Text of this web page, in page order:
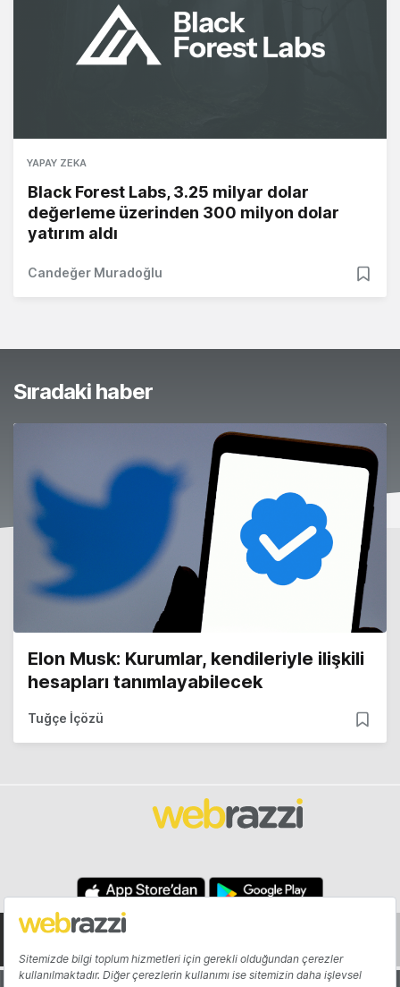
YAPAY ZEKA
Black Forest Labs, 3.25 milyar dolar
değerleme üzerinden 300 milyon dolar
yatırım aldı
Candeğer Muradoğlu
Sıradaki haber
Elon Musk: Kurumlar, kendileriyle ilişkili
hesapları tanımlayabilecek
Tuğçe İçözü